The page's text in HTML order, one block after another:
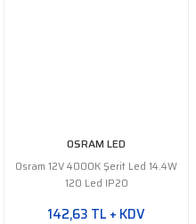
OSRAM LED
Osram 12V 4000K Şerit Led 14.4W
120 Led IP20
142,63 TL + KDV